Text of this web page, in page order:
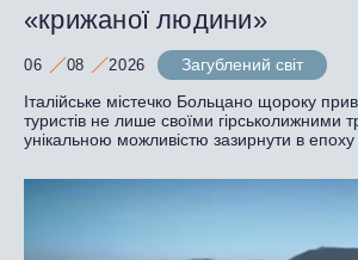
«крижаної людини»
06 08 2026
Загублений світ
Італійське містечко Больцано щороку
туристів не лише своїми гірськолижними
унікальною можливістю зазирнути в епоху